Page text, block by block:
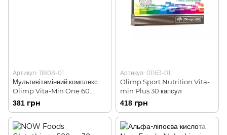
Артикул: 11808-01
Мультивітамінний комплекс
Olimp Vita-Min One 60
капсул
381 грн
Артикул: 01163-01
Olimp Sport Nutrition Vita-
min Plus 30 капсул
418 грн